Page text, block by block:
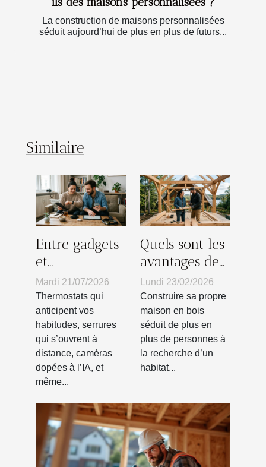
La construction de maisons personnalisées
séduit aujourd’hui de plus en plus de futurs...
Similaire
Entre gadgets
et
équipements
essentiels :
jusqu’où
suivre la
tendance
connectée ?
Mardi 21/07/2026
Thermostats qui
anticipent vos
habitudes, serrures
qui s’ouvrent à
distance, caméras
dopées à l’IA, et
même...
Quels sont les
avantages de
construire sa
propre maison
en bois ?
Lundi 23/02/2026
Construire sa propre
maison en bois
séduit de plus en
plus de personnes à
la recherche d’un
habitat...